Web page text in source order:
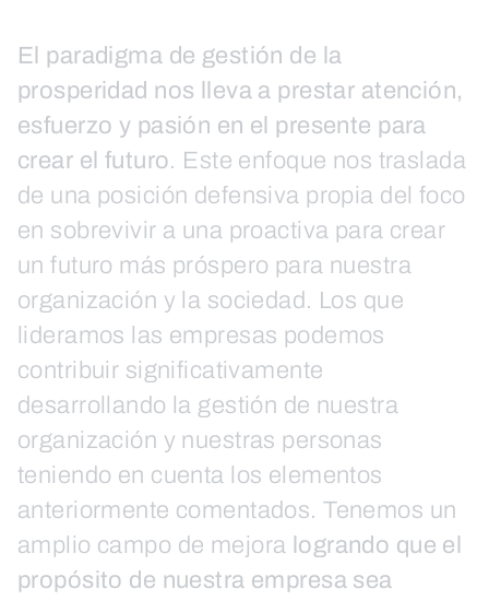
El paradigma de gestión de la
prosperidad nos lleva a prestar atención,
esfuerzo y pasión en el presente para
crear el futuro. Este enfoque nos traslada
de una posición defensiva propia del foco
en sobrevivir a una proactiva para crear
un futuro más próspero para nuestra
organización y la sociedad. Los que
lideramos las empresas podemos
contribuir significativamente
desarrollando la gestión de nuestra
organización y nuestras personas
teniendo en cuenta los elementos
anteriormente comentados. Tenemos un
amplio campo de mejora logrando que el
propósito de nuestra empresa sea